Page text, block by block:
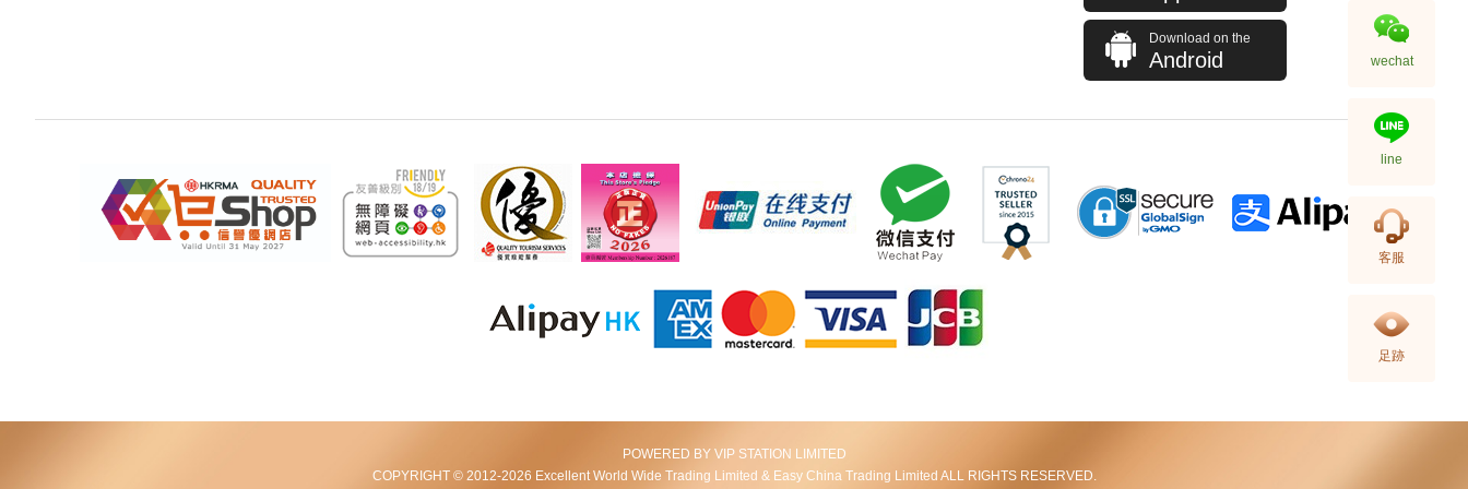
Download on the
Android
POWERED BY VIP STATION LIMITED
COPYRIGHT © 2012-2026 Excellent World Wide Trading Limited & Easy China Trading Limited ALL RIGHTS RESERVED.
wechat
line
客服
足跡